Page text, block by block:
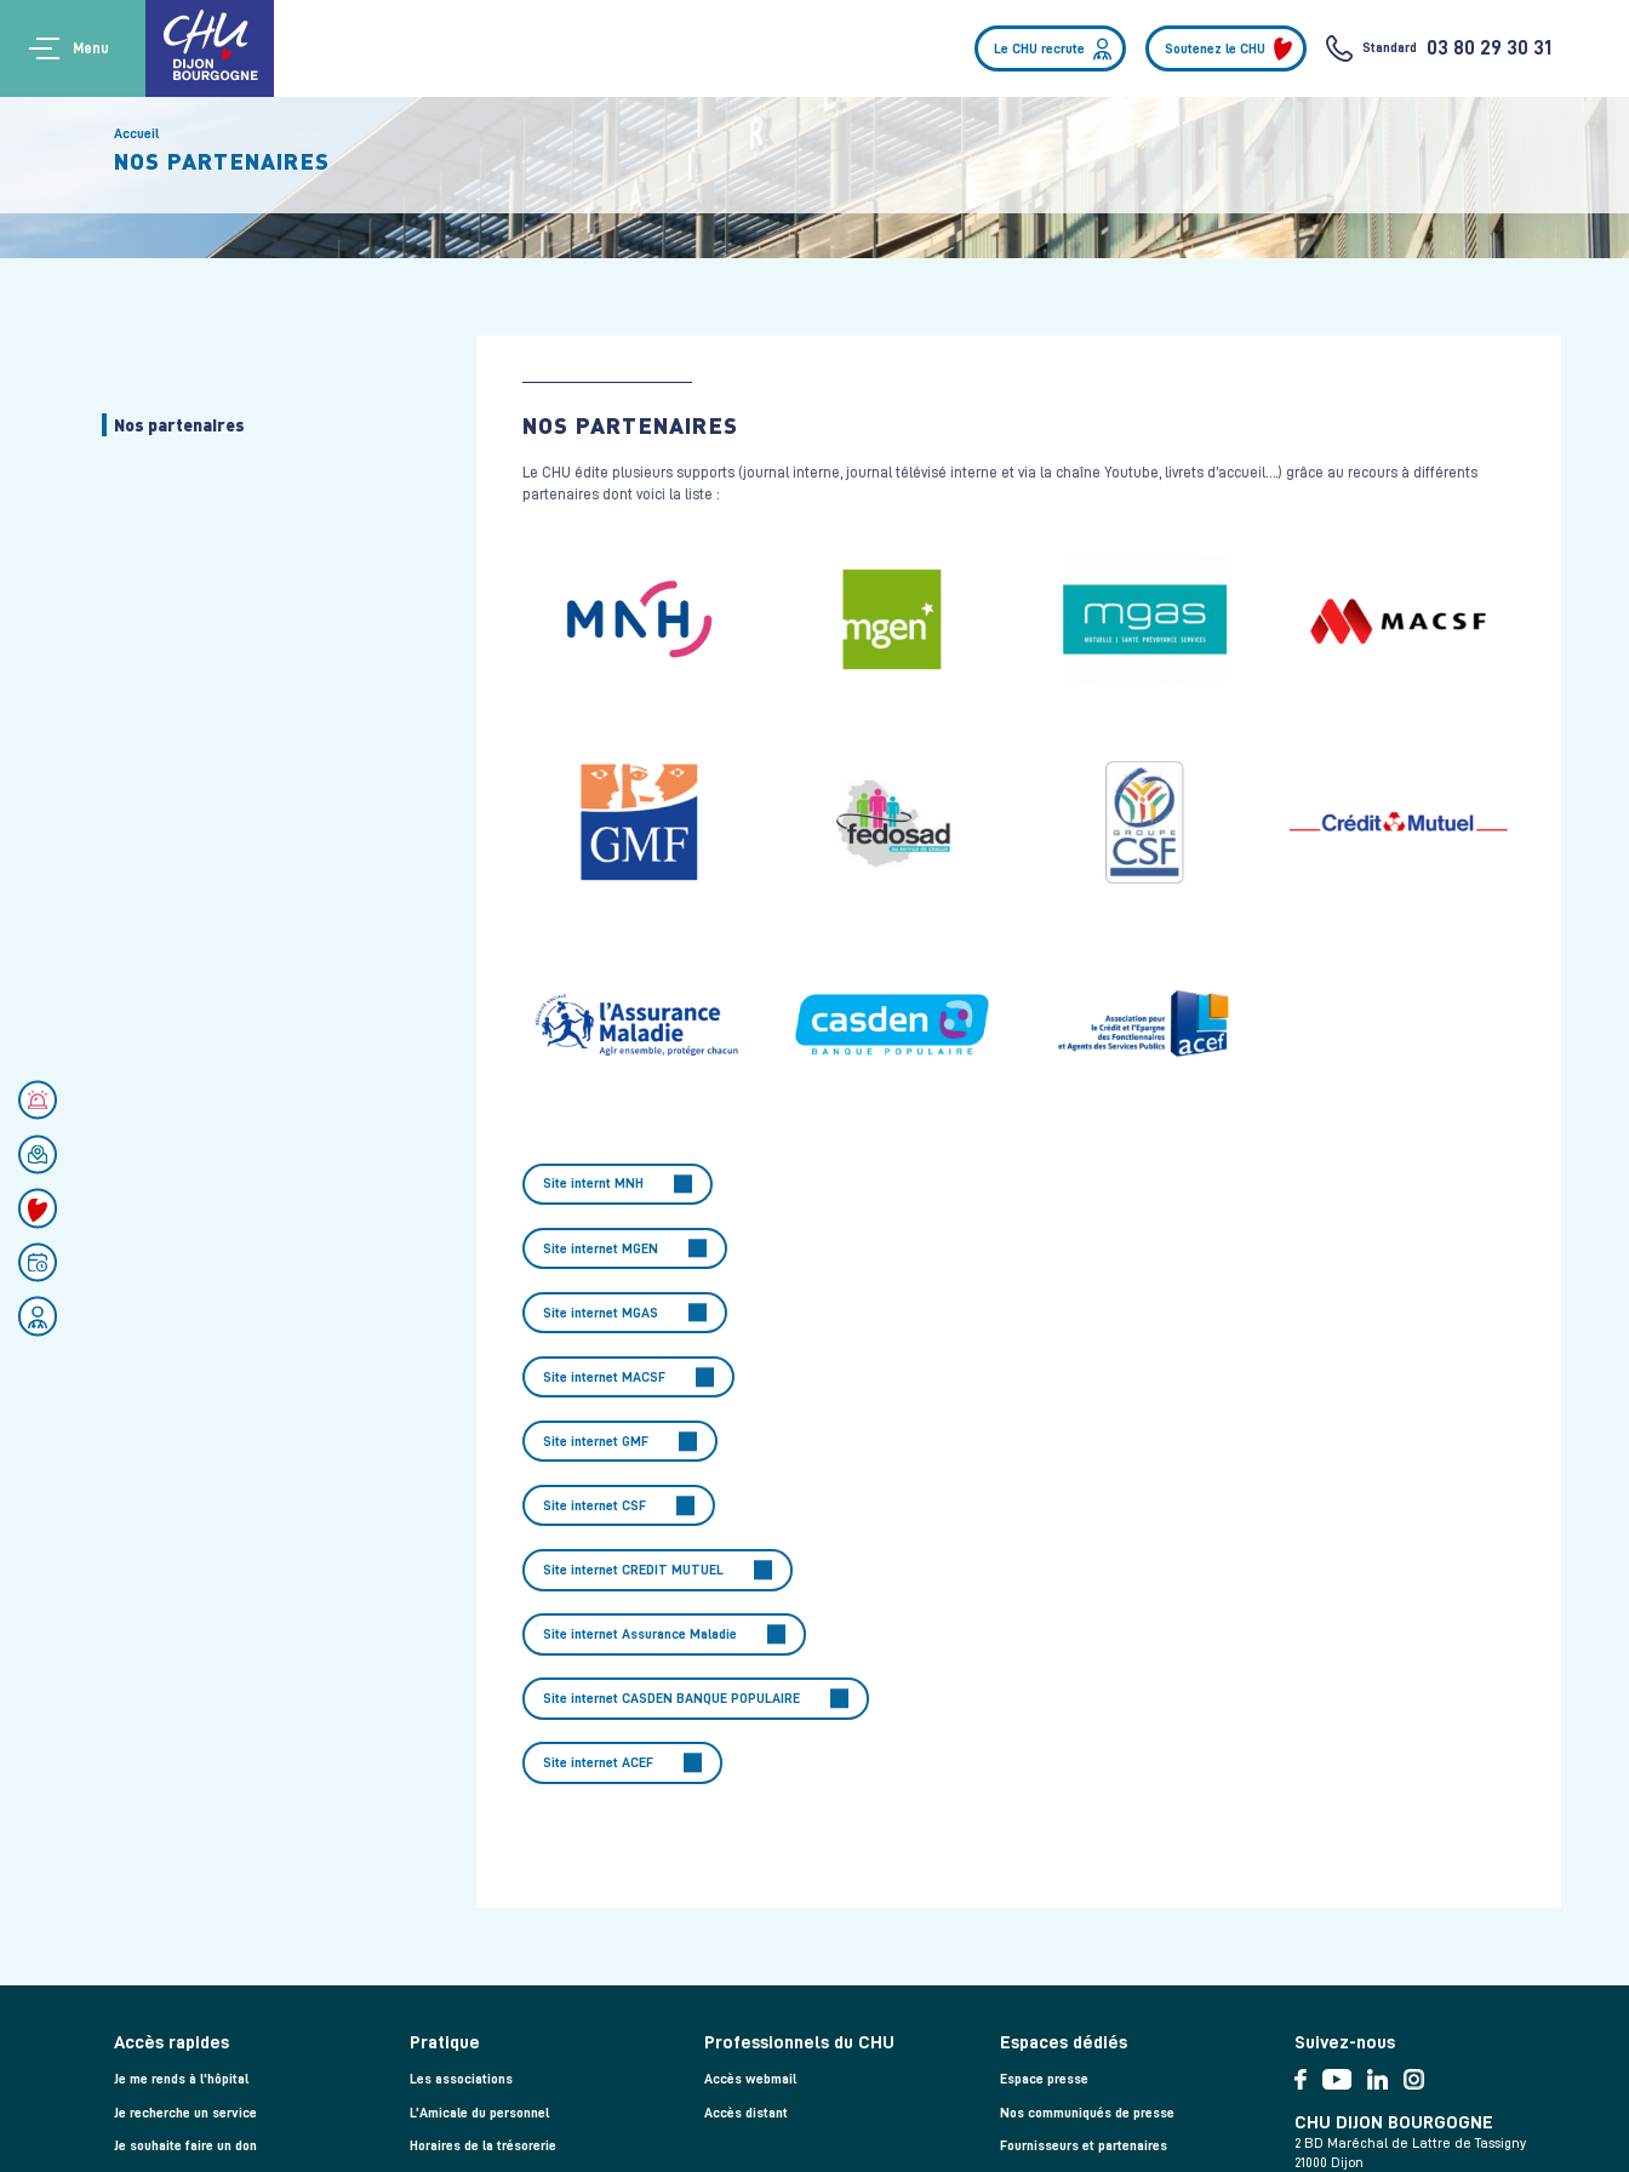
Aller au contenu principal
Main navigation
Menu Le CHU recrute Soutenez le CHU Standard 03 80 29 30 31
Accueil
NOS PARTENAIRES
Nos partenaires NOS PARTENAIRES
Le CHU édite plusieurs supports (journal interne, journal télévisé interne et via la chaîne Youtube, livrets d’accueil….) grâce au recours à différents
partenaires dont voici la liste :
Site internt MNH
Site internet MGEN
Site internet MGAS
Site internet MACSF
Site internet GMF
Site internet CSF
Site internet CREDIT MUTUEL
Site internet Assurance Maladie
Site internet CASDEN BANQUE POPULAIRE
Site internet ACEF
Accès rapides
Je me rends à l'hôpital
Je recherche un service
Je souhaite faire un don
Pratique
Les associations
L’Amicale du personnel
Horaires de la trésorerie
Professionnels du CHU
Accès webmail
Accès distant
Espaces dédiés
Espace presse
Nos communiqués de presse
Fournisseurs et partenaires
Suivez-nous
CHU DIJON BOURGOGNE
2 BD Maréchal de Lattre de Tassigny
21000 Dijon
Panneau de gestion des cookies